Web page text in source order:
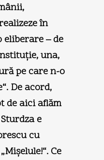
în
– de
una,
pe care n-o
De acord,
de aici aflăm
e
cu
Ce